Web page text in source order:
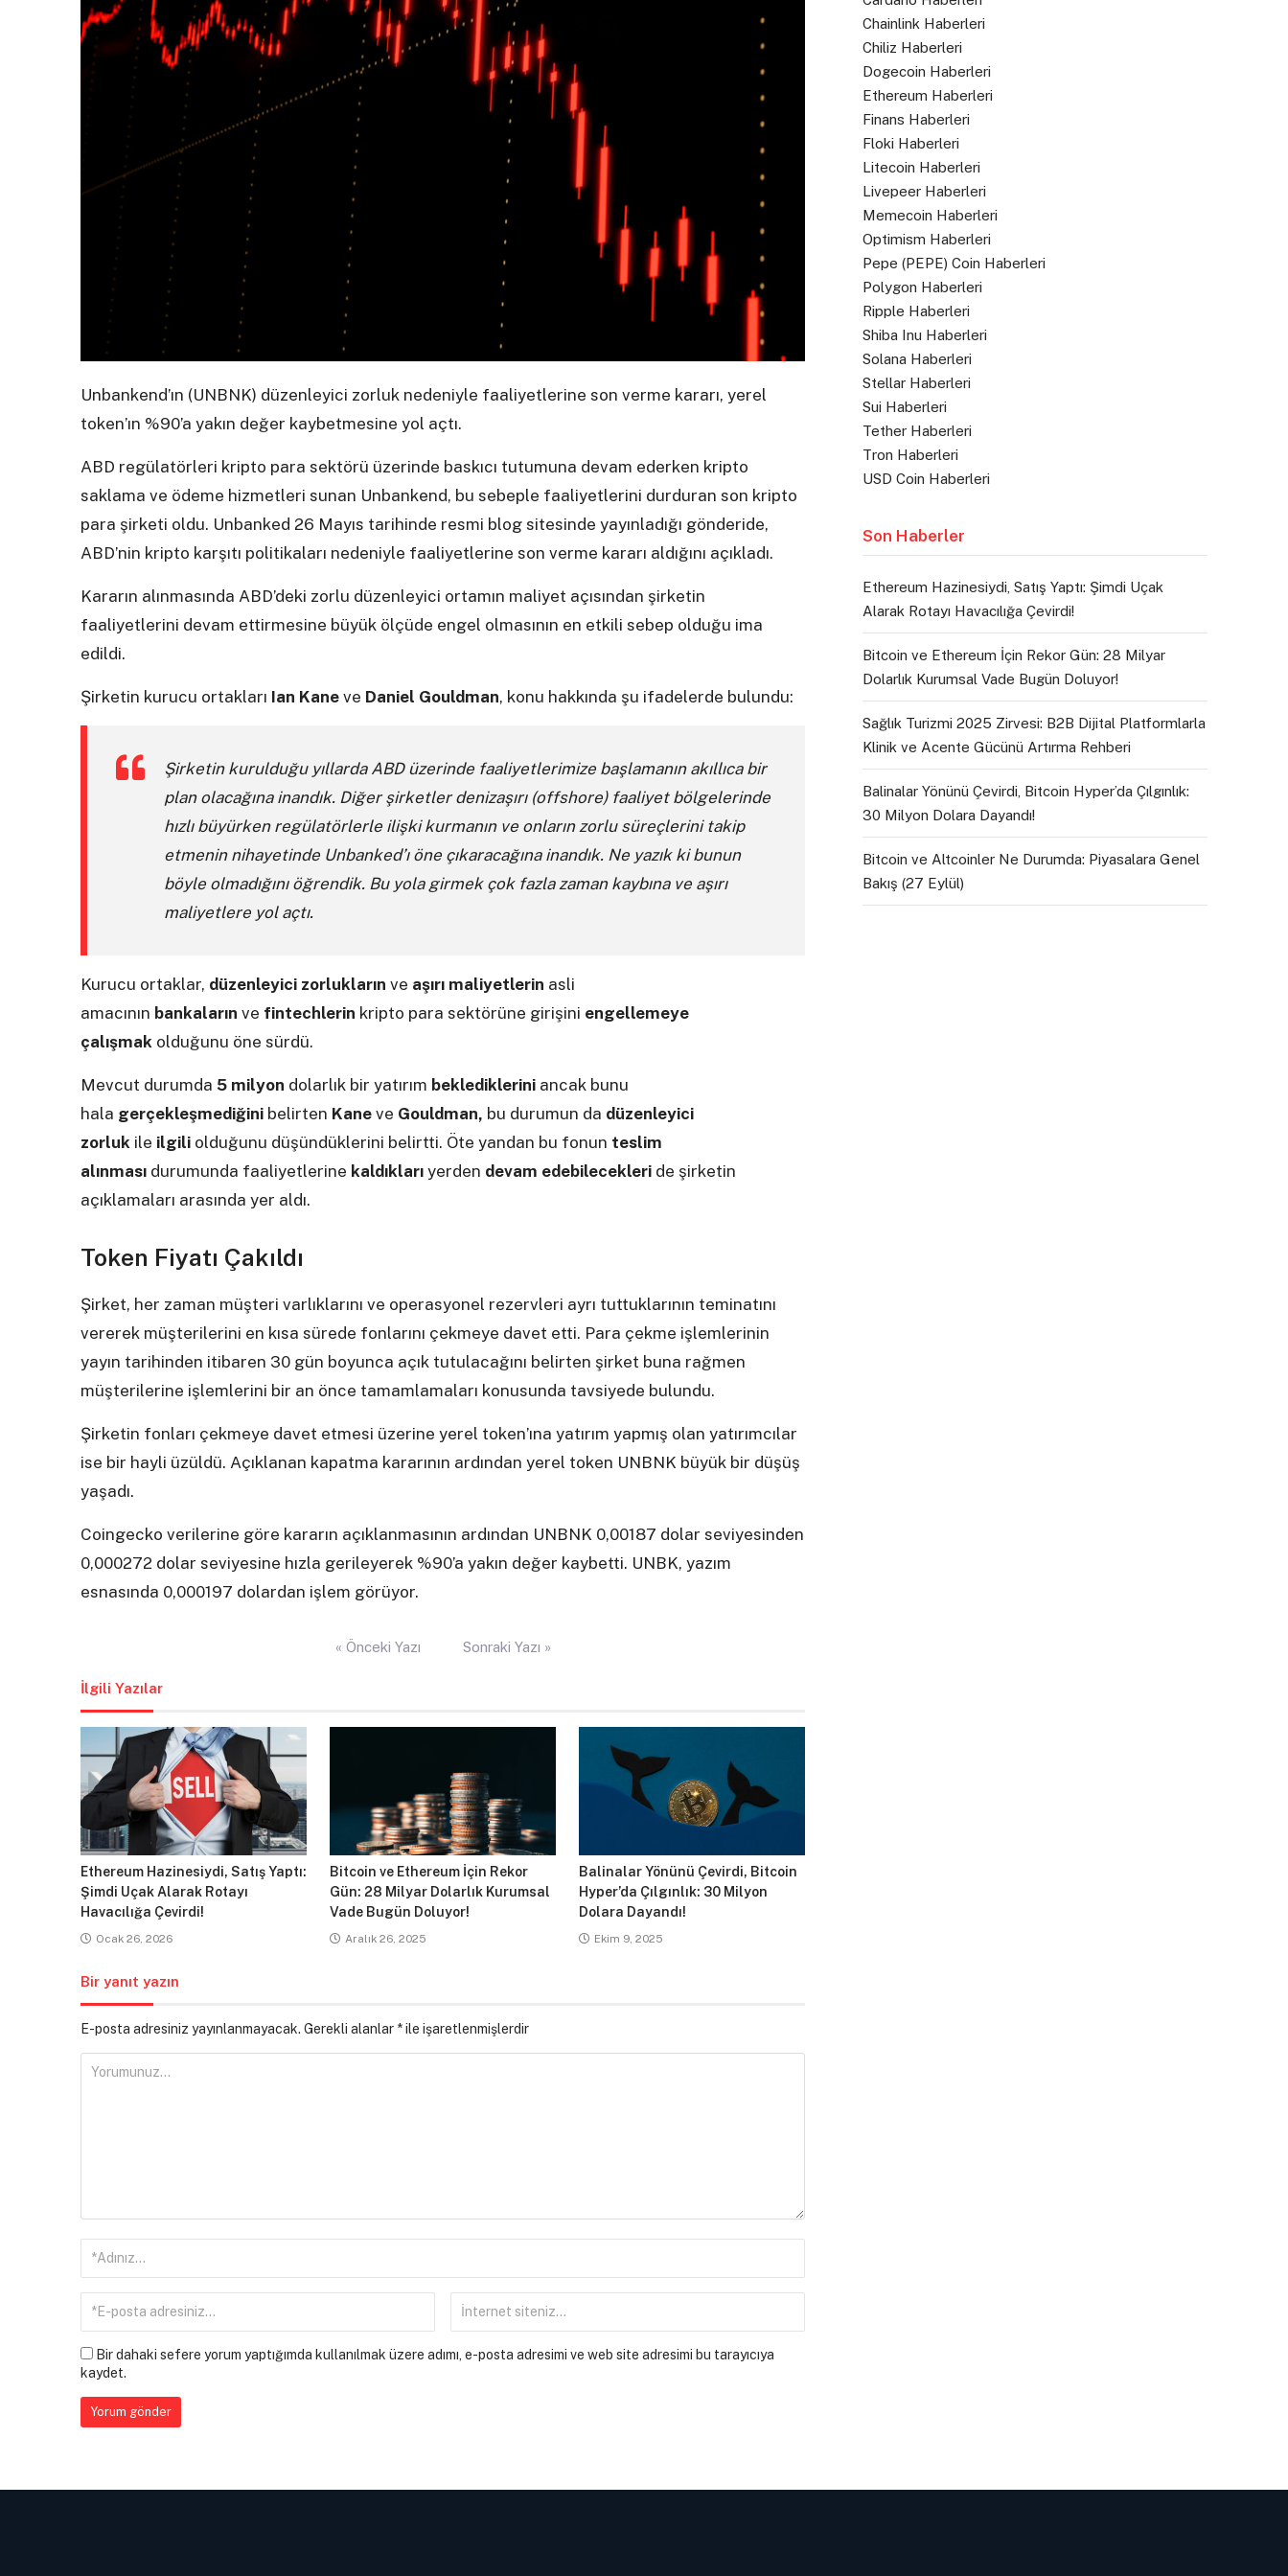
Unbankend’ın (UNBNK) düzenleyici zorluk nedeniyle faaliyetlerine son verme kararı, yerel
token’ın %90’a yakın değer kaybetmesine yol açtı.
ABD regülatörleri kripto para sektörü üzerinde baskıcı tutumuna devam ederken kripto
saklama ve ödeme hizmetleri sunan Unbankend, bu sebeple faaliyetlerini durduran son kripto
para şirketi oldu. Unbanked 26 Mayıs tarihinde resmi blog sitesinde yayınladığı gönderide,
ABD’nin kripto karşıtı politikaları nedeniyle faaliyetlerine son verme kararı aldığını açıkladı.
Kararın alınmasında ABD’deki zorlu düzenleyici ortamın maliyet açısından şirketin
faaliyetlerini devam ettirmesine büyük ölçüde engel olmasının en etkili sebep olduğu ima
edildi.
Şirketin kurucu ortakları Ian Kane ve Daniel Gouldman, konu hakkında şu ifadelerde bulundu:
Şirketin kurulduğu yıllarda ABD üzerinde faaliyetlerimize başlamanın akıllıca bir
plan olacağına inandık. Diğer şirketler denizaşırı (offshore) faaliyet bölgelerinde
hızlı büyürken regülatörlerle ilişki kurmanın ve onların zorlu süreçlerini takip
etmenin nihayetinde Unbanked’ı öne çıkaracağına inandık. Ne yazık ki bunun
böyle olmadığını öğrendik. Bu yola girmek çok fazla zaman kaybına ve aşırı
maliyetlere yol açtı.
Kurucu ortaklar, düzenleyici zorlukların ve aşırı maliyetlerin asli
amacının bankaların ve fintechlerin kripto para sektörüne girişini engellemeye
çalışmak olduğunu öne sürdü.
Mevcut durumda 5 milyon dolarlık bir yatırım beklediklerini ancak bunu
hala gerçekleşmediğini belirten Kane ve Gouldman, bu durumun da düzenleyici
zorluk ile ilgili olduğunu düşündüklerini belirtti. Öte yandan bu fonun teslim
alınması durumunda faaliyetlerine kaldıkları yerden devam edebilecekleri de şirketin
açıklamaları arasında yer aldı.
Token Fiyatı Çakıldı
Şirket, her zaman müşteri varlıklarını ve operasyonel rezervleri ayrı tuttuklarının teminatını
vererek müşterilerini en kısa sürede fonlarını çekmeye davet etti. Para çekme işlemlerinin
yayın tarihinden itibaren 30 gün boyunca açık tutulacağını belirten şirket buna rağmen
müşterilerine işlemlerini bir an önce tamamlamaları konusunda tavsiyede bulundu.
Şirketin fonları çekmeye davet etmesi üzerine yerel token’ına yatırım yapmış olan yatırımcılar
ise bir hayli üzüldü. Açıklanan kapatma kararının ardından yerel token UNBNK büyük bir düşüş
yaşadı.
Coingecko verilerine göre kararın açıklanmasının ardından UNBNK 0,00187 dolar seviyesinden
0,000272 dolar seviyesine hızla gerileyerek %90’a yakın değer kaybetti. UNBK, yazım
esnasında 0,000197 dolardan işlem görüyor.
« Önceki Yazı Sonraki Yazı »
İlgili Yazılar
Ethereum Hazinesiydi, Satış Yaptı:
Şimdi Uçak Alarak Rotayı
Havacılığa Çevirdi!
Ocak 26, 2026
Bitcoin ve Ethereum İçin Rekor
Gün: 28 Milyar Dolarlık Kurumsal
Vade Bugün Doluyor!
Aralık 26, 2025
Balinalar Yönünü Çevirdi, Bitcoin
Hyper’da Çılgınlık: 30 Milyon
Dolara Dayandı!
Ekim 9, 2025
Bir yanıt yazın
E-posta adresiniz yayınlanmayacak. Gerekli alanlar *ile işaretlenmişlerdir
Bir dahaki sefere yorum yaptığımda kullanılmak üzere adımı, e-posta adresimi ve web site adresimi bu tarayıcıya
kaydet.
Chainlink Haberleri
Chiliz Haberleri
Dogecoin Haberleri
Ethereum Haberleri
Finans Haberleri
Floki Haberleri
Litecoin Haberleri
Livepeer Haberleri
Memecoin Haberleri
Optimism Haberleri
Pepe (PEPE) Coin Haberleri
Polygon Haberleri
Ripple Haberleri
Shiba Inu Haberleri
Solana Haberleri
Stellar Haberleri
Sui Haberleri
Tether Haberleri
Tron Haberleri
USD Coin Haberleri
Son Haberler
Ethereum Hazinesiydi, Satış Yaptı: Şimdi Uçak
Alarak Rotayı Havacılığa Çevirdi!
Bitcoin ve Ethereum İçin Rekor Gün: 28 Milyar
Dolarlık Kurumsal Vade Bugün Doluyor!
Sağlık Turizmi 2025 Zirvesi: B2B Dijital Platformlarla
Klinik ve Acente Gücünü Artırma Rehberi
Balinalar Yönünü Çevirdi, Bitcoin Hyper’da Çılgınlık:
30 Milyon Dolara Dayandı!
Bitcoin ve Altcoinler Ne Durumda: Piyasalara Genel
Bakış (27 Eylül)